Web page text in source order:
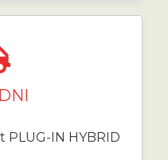
DNI
PLUG-IN HYBRID